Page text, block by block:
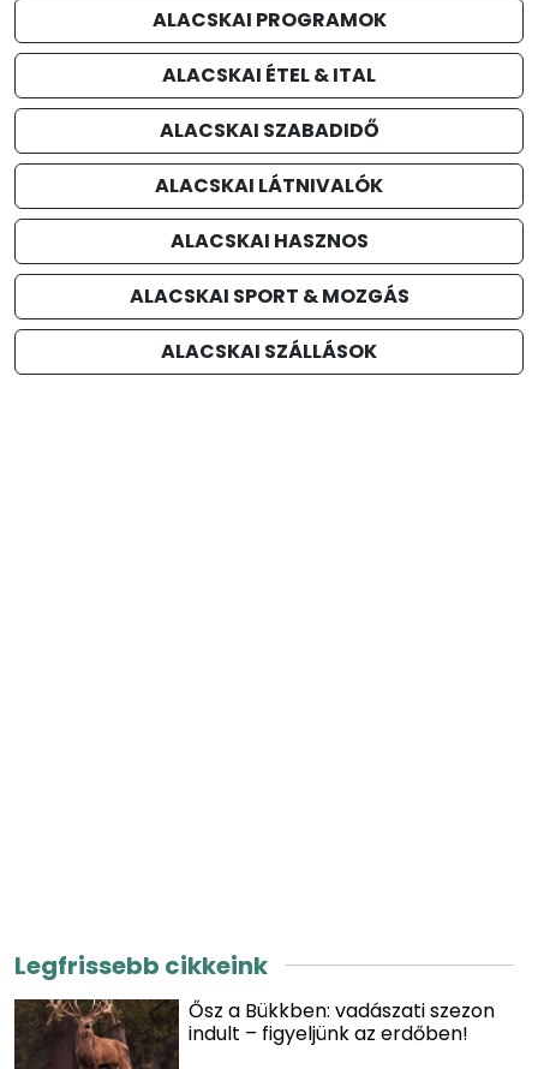
ALACSKAI PROGRAMOK
ALACSKAI ÉTEL & ITAL
ALACSKAI SZABADIDŐ
ALACSKAI LÁTNIVALÓK
ALACSKAI HASZNOS
ALACSKAI SPORT & MOZGÁS
ALACSKAI SZÁLLÁSOK
Legfrissebb cikkeink
Ősz a Bükkben: vadászati szezon
indult – figyeljünk az erdőben!